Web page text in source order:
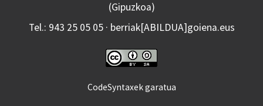
(Gipuzkoa)
Tel.: 943 25 05 05 · berriak[ABILDUA]goiena.eus
CodeSyntaxek garatua